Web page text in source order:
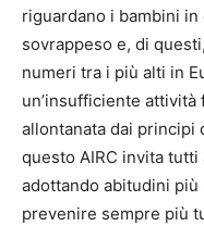
riguardano i bambini
sovrappeso e, di
numeri tra i più alti in
un’insufficiente attività
allontanata dai principi
questo AIRC invita
adottando abitudini
prevenire sempre più